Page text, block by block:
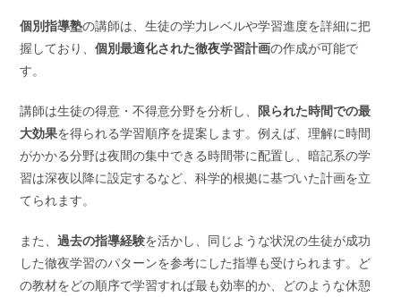
個別指導塾の講師は、生徒の学力レベルや学習進度を詳細に把
握しており、個別最適化された徹夜学習計画の作成が可能で
す。
講師は生徒の得意・不得意分野を分析し、 限られた時間での最
大効果を得られる学習順序を提案します。例えば、理解に時間
がかかる分野は夜間の集中できる時間帯に配置し、暗記系の学
習は深夜以降に設定するなど、科学的根拠に基づいた計画を立
てられます。
また、過去の指導経験を活かし、同じような状況の生徒が成功
した徹夜学習のパターンを参考にした指導も受けられます。ど
の教材をどの順序で学習すれば最も効率的か、どのような休憩